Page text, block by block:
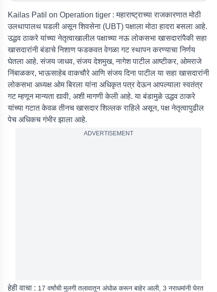
Kailas Patil on Operation tiger : महाराष्ट्राच्या राजकारणात मोठी
उलथापालथ घडली असून शिवसेना (UBT) पक्षाला मोठा हादरा बसला आहे.
उद्धव ठाकरे यांच्या नेतृत्वाखालील पक्षाच्या नऊ लोकसभा खासदारांपैकी सहा
खासदारांनी बंडाचे निशाण फडकवत वेगळा गट स्थापन करण्याचा निर्णय
घेतला आहे. संजय जाधव, संजय देशमुख, नागेश पाटील आष्टीकर, ओमराजे
निंबाळकर, भाऊसाहेब वाकचौरे आणि संजय दिना पाटील या सहा खासदारांनी
लोकसभा अध्यक्ष ओम बिरला यांना अधिकृत पत्र देऊन आपल्याला स्वतंत्र
गट म्हणून मान्यता द्यावी, अशी मागणी केली आहे. या बंडामुळे उद्धव ठाकरे
यांच्या गटात केवळ तीनच खासदार शिल्लक राहिले असून, पक्ष नेतृत्वापुढील
पेच अधिकच गंभीर झाला आहे.
ADVERTISEMENT
हेही वाचा : 17 वर्षांची मुलगी तलावातून अंघोळ करून बाहेर आली, 3 नराधमांनी घेरत